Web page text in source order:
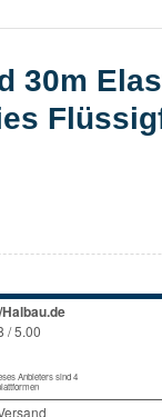
30m